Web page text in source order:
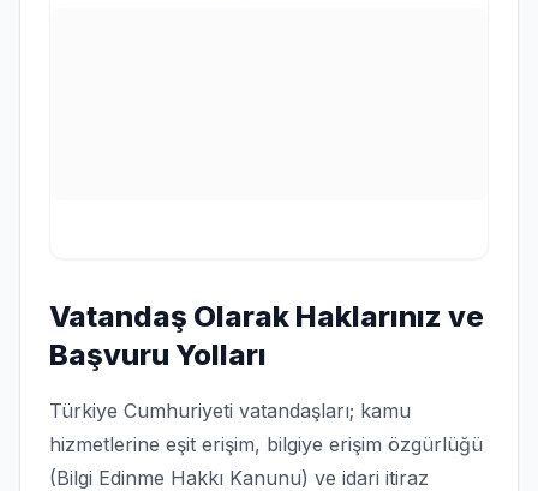
Vatandaş Olarak Haklarınız ve
Başvuru Yolları
Türkiye Cumhuriyeti vatandaşları; kamu
hizmetlerine eşit erişim, bilgiye erişim özgürlüğü
(Bilgi Edinme Hakkı Kanunu) ve idari itiraz